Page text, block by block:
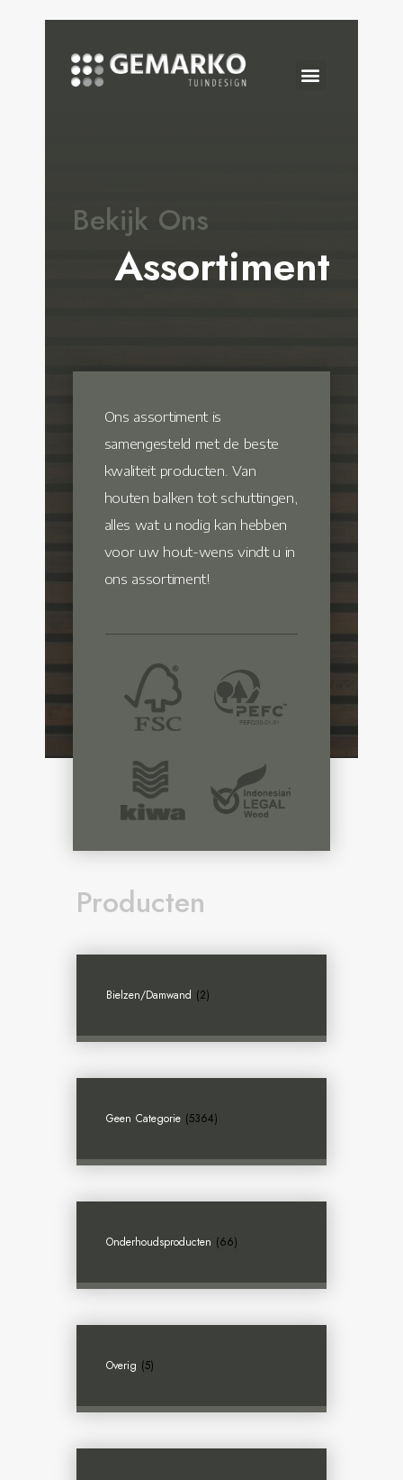
Bekijk Ons
Assortiment
Ons assortiment is
samengesteld met de beste
kwaliteit producten. Van
houten balken tot schuttingen,
alles wat u nodig kan hebben
voor uw hout-wens vindt u in
ons assortiment!
Producten
Bielzen/damwand (2)
Geen Categorie (5364)
Onderhoudsproducten (66)
Overig (5)